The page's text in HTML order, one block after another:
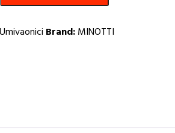
Umivaonici Brand:MINOTTI